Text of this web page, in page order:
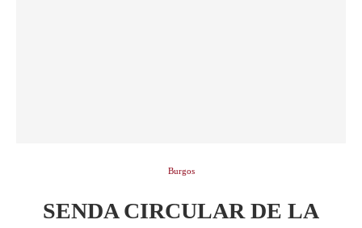
Burgos
SENDA CIRCULAR DE LA